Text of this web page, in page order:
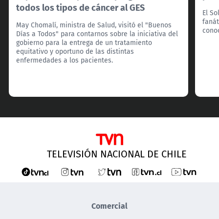
todos los tipos de cáncer al GES
May Chomalí, ministra de Salud, visitó el "Buenos
Días a Todos" para contarnos sobre la iniciativa del
gobierno para la entrega de un tratamiento
equitativo y oportuno de las distintas
enfermedades a los pacientes.
El
TELEVISIÓN NACIONAL DE CHILE
Comercial